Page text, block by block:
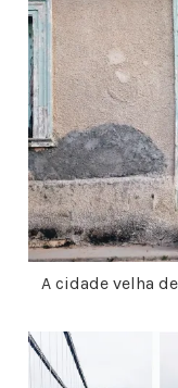
A cidade velha